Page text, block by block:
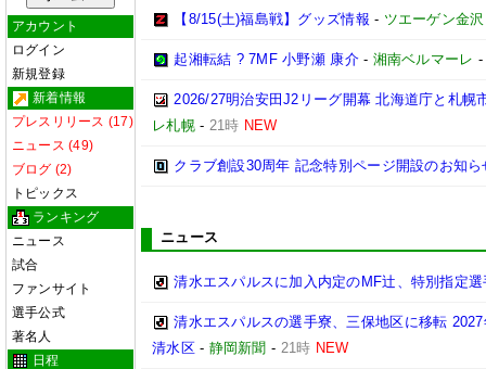
アカウント
ログイン
新規登録
新着情報
プレスリリース (17)
ニュース (49)
ブログ (2)
トピックス
ランキング
ニュース
試合
ファンサイト
選手公式
著名人
日程
【8/15(土)福島戦】グッズ情報 - ツエーゲン金沢
起湘転結 ? 7MF 小野瀬 康介- 湘南ベルマーレ
2026/27明治安田J2リーグ開幕 北海道庁と札幌
レ札幌- 21時 NEW
クラブ創設30周年 記念特別ページ開設のお知ら
ニュース
清水エスパルスに加入内定のMF辻、特別指定
清水エスパルスの選手寮、三保地区に移転
清水区- 静岡新聞 - 21時 NEW